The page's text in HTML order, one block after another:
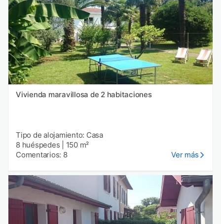
Vivienda maravillosa de 2 habitaciones
Tipo de alojamiento: Casa
8 huéspedes
150 m²
Comentarios: 8
Ver más